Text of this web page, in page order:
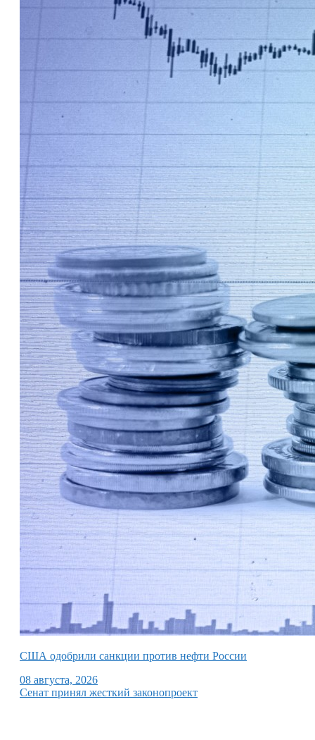
США одобрили санкции против нефти России
08 августа, 2026
Сенат принял жесткий законопроект